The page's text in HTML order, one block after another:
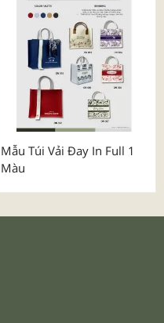
Mẫu Túi Vải Đay In Full 1
Màu